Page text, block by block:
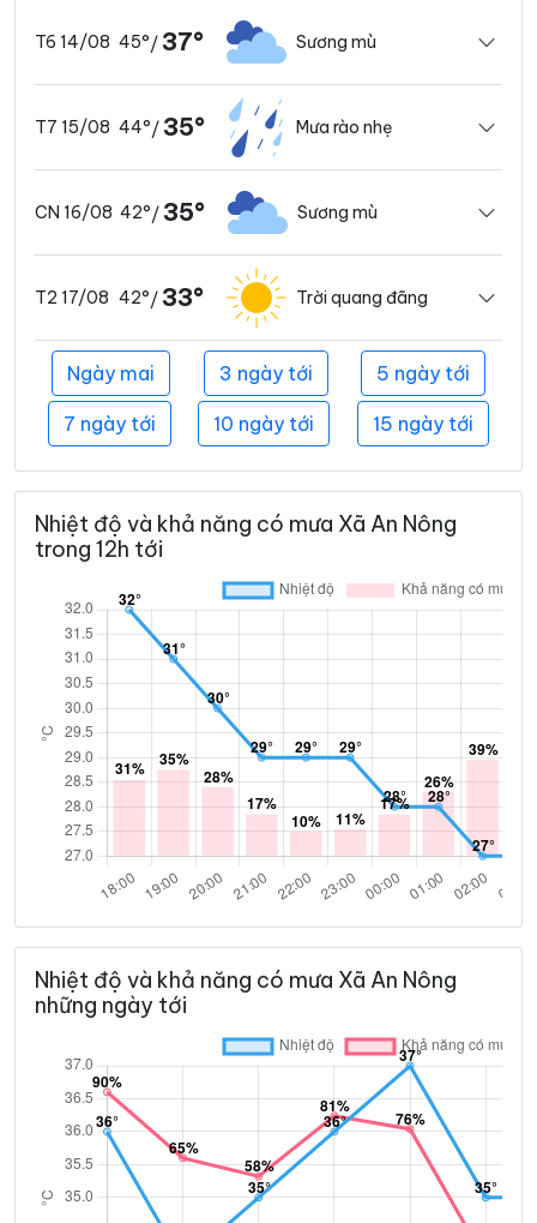
T6 14/08 45°/ 37° Sương mù
T7 15/08 44°/ 35° Mưa rào nhẹ
CN 16/08 42°/ 35° Sương mù
T2 17/08 42°/ 33° Trời quang đãng
Ngày mai 3 ngày tới 5 ngày tới
7 ngày tới 10 ngày tới 15 ngày tới
Nhiệt độ và khả năng có mưa Xã An Nông
trong 12h tới
Nhiệt độ và khả năng có mưa Xã An Nông
những ngày tới